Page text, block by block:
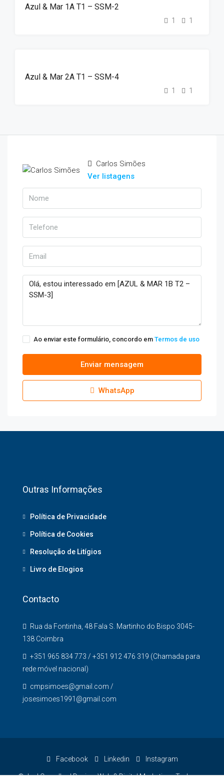
Azul & Mar 1A T1 – SSM-2
1 1
Azul & Mar 2A T1 – SSM-4
1 1
Carlos Simões
Ver listagens
Ao enviar este formulário, concordo em Termos de uso
Enviar mensagem
WhatsApp
Outras Informações
Política de Privacidade
Política de Cookies
Resolução de Litígios
Livro de Elogios
Contacto
Rua da Fontinha, 48 Fala S. Martinho do Bispo 3045-
138 Coimbra
+351 965 834 773 / +351 912 476 319 (Chamada para
rede móvel nacional)
cmpsimoes@gmail.com /
josesimoes1991@gmail.com
Facebook Linkedin Instagram